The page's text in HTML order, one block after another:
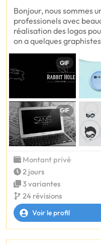
Bonjour, nous sommes
professionels avec
réalisation des logos
on a quelques
GIF
GIF
Montant privé
2 jours
3 variantes
24 révisions
Voir le profil